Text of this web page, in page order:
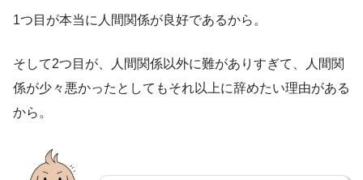
1つ目が本当に人間関係が良好であるから。
そして2つ目が、人間関係以外に難がありすぎて、人間関
係が少々悪かったとしてもそれ以上に辞めたい理由がある
から。